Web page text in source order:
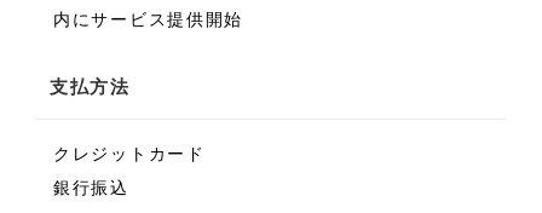
内にサービス提供開始
支払方法
クレジットカード
銀行振込